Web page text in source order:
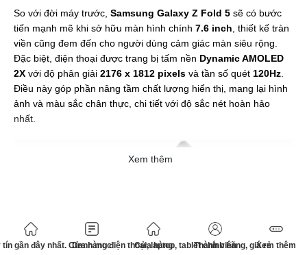
gần đây nhất. Cửa hàng điện thoại, laptop, tablet chính hãng, giá rẻ
Danh mục Cửa hàng Thành viên Xem thêm
So với đời máy trước, Samsung Galaxy Z Fold 5sẽ có bước
tiến mạnh mẽ khi sở hữu màn hình chính 7.6 inch, thiết kế tràn
viền cũng đem đến cho người dùng cảm giác màn siêu rộng.
Đặc biệt, điện thoại được trang bị tấm nền Dynamic AMOLED
2Xvới độ phân giải 2176 x 1812 pixelsvà tần số quét 120Hz.
Điều này góp phần nâng tầm chất lượng hiển thị, mang lại hình
ảnh và màu sắc chân thực, chi tiết với độ sắc nét hoàn hảo
nhất.
Xem thêm